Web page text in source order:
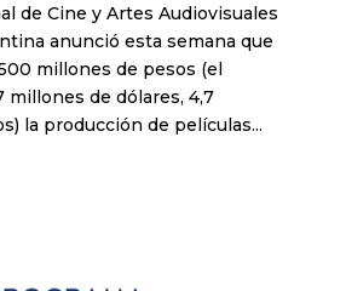
de Cine y Artes Audiovisuales
anunció esta semana que
millones de pesos (el
millones de dólares, 4,7
la producción de películas...